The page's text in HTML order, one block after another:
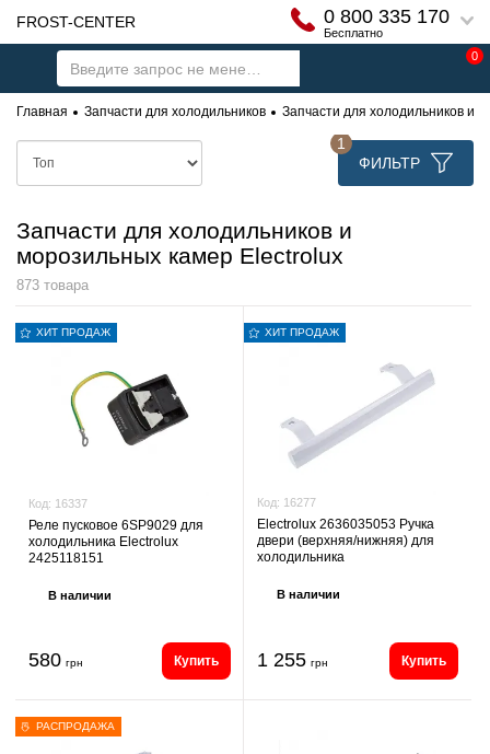
FROST-CENTER 0 800 335 170
Бесплатно
0
Главная Запчасти для холодильников Запчасти для холодильников и
ФИЛЬТР
1
Запчасти для холодильников и
морозильных камер Electrolux
873 товара
Код: 16337
Реле пусковое 6SP9029 для
холодильника Electrolux
2425118151
ХИТ ПРОДАЖ
В наличии
580 грн Купить
Код: 16277
Electrolux 2636035053 Ручка
двери (верхняя/нижняя) для
холодильника
ХИТ ПРОДАЖ
В наличии
1 255 грн Купить
РАСПРОДАЖА